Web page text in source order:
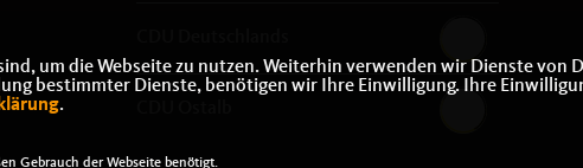
um die Webseite zu nutzen. Weiterhin verwenden wir Dienste
bestimmter Dienste, benötigen wir Ihre Einwilligung. Ihre
.
Gebrauch der Webseite benötigt.